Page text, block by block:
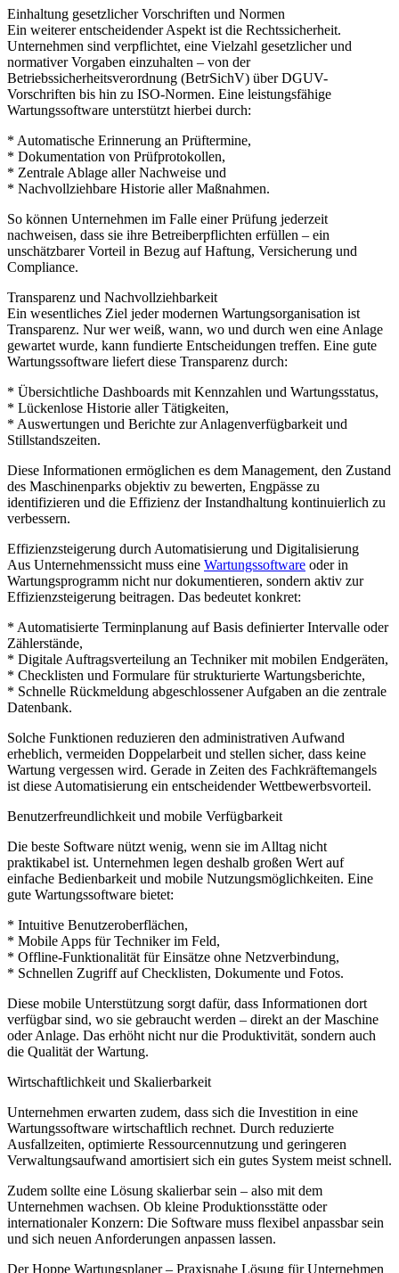
Einhaltung gesetzlicher Vorschriften und Normen
Ein weiterer entscheidender Aspekt ist die Rechtssicherheit.
Unternehmen sind verpflichtet, eine Vielzahl gesetzlicher und
normativer Vorgaben einzuhalten – von der
Betriebssicherheitsverordnung (BetrSichV) über DGUV-
Vorschriften bis hin zu ISO-Normen. Eine leistungsfähige
Wartungssoftware unterstützt hierbei durch:
* Automatische Erinnerung an Prüftermine,
* Dokumentation von Prüfprotokollen,
* Zentrale Ablage aller Nachweise und
* Nachvollziehbare Historie aller Maßnahmen.
So können Unternehmen im Falle einer Prüfung jederzeit
nachweisen, dass sie ihre Betreiberpflichten erfüllen – ein
unschätzbarer Vorteil in Bezug auf Haftung, Versicherung und
Compliance.
Transparenz und Nachvollziehbarkeit
Ein wesentliches Ziel jeder modernen Wartungsorganisation ist
Transparenz. Nur wer weiß, wann, wo und durch wen eine Anlage
gewartet wurde, kann fundierte Entscheidungen treffen. Eine gute
Wartungssoftware liefert diese Transparenz durch:
* Übersichtliche Dashboards mit Kennzahlen und Wartungsstatus,
* Lückenlose Historie aller Tätigkeiten,
* Auswertungen und Berichte zur Anlagenverfügbarkeit und
Stillstandszeiten.
Diese Informationen ermöglichen es dem Management, den Zustand
des Maschinenparks objektiv zu bewerten, Engpässe zu
identifizieren und die Effizienz der Instandhaltung kontinuierlich zu
verbessern.
Effizienzsteigerung durch Automatisierung und Digitalisierung
Aus Unternehmenssicht muss eine Wartungssoftware oder in
Wartungsprogramm nicht nur dokumentieren, sondern aktiv zur
Effizienzsteigerung beitragen. Das bedeutet konkret:
* Automatisierte Terminplanung auf Basis definierter Intervalle oder
Zählerstände,
* Digitale Auftragsverteilung an Techniker mit mobilen Endgeräten,
* Checklisten und Formulare für strukturierte Wartungsberichte,
* Schnelle Rückmeldung abgeschlossener Aufgaben an die zentrale
Datenbank.
Solche Funktionen reduzieren den administrativen Aufwand
erheblich, vermeiden Doppelarbeit und stellen sicher, dass keine
Wartung vergessen wird. Gerade in Zeiten des Fachkräftemangels
ist diese Automatisierung ein entscheidender Wettbewerbsvorteil.
Benutzerfreundlichkeit und mobile Verfügbarkeit
Die beste Software nützt wenig, wenn sie im Alltag nicht
praktikabel ist. Unternehmen legen deshalb großen Wert auf
einfache Bedienbarkeit und mobile Nutzungsmöglichkeiten. Eine
gute Wartungssoftware bietet:
* Intuitive Benutzeroberflächen,
* Mobile Apps für Techniker im Feld,
* Offline-Funktionalität für Einsätze ohne Netzverbindung,
* Schnellen Zugriff auf Checklisten, Dokumente und Fotos.
Diese mobile Unterstützung sorgt dafür, dass Informationen dort
verfügbar sind, wo sie gebraucht werden – direkt an der Maschine
oder Anlage. Das erhöht nicht nur die Produktivität, sondern auch
die Qualität der Wartung.
Wirtschaftlichkeit und Skalierbarkeit
Unternehmen erwarten zudem, dass sich die Investition in eine
Wartungssoftware wirtschaftlich rechnet. Durch reduzierte
Ausfallzeiten, optimierte Ressourcennutzung und geringeren
Verwaltungsaufwand amortisiert sich ein gutes System meist schnell.
Zudem sollte eine Lösung skalierbar sein – also mit dem
Unternehmen wachsen. Ob kleine Produktionsstätte oder
internationaler Konzern: Die Software muss flexibel anpassbar sein
und sich neuen Anforderungen anpassen lassen.
Der Hoppe Wartungsplaner – Praxisnahe Lösung für Unternehmen